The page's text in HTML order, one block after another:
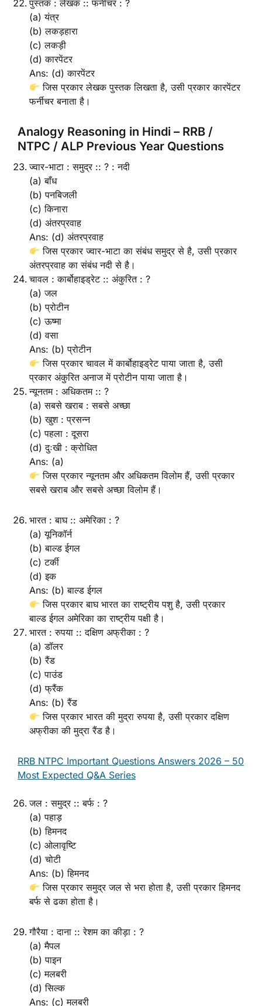
पुस्तक : लेखक :: फर्नीचर : ?
(a) यंत्र
(b) लकड़हारा
(c) लकड़ी
(d) कारपेंटर
Ans: (d) कारपेंटर
जिस प्रकार लेखक पुस्तक लिखता है, उसी प्रकार कारपेंटर
फर्नीचर बनाता है।
Analogy Reasoning in Hindi – RRB /
NTPC / ALP Previous Year Questions
ज्वार-भाटा : समुद्र :: ? : नदी
(a) बाँध
(b) पनबिजली
(c) किनारा
(d) अंतरप्रवाह
Ans: (d) अंतरप्रवाह
जिस प्रकार ज्वार-भाटा का संबंध समुद्र से है, उसी प्रकार
अंतरप्रवाह का संबंध नदी से है।
चावल : कार्बोहाइड्रेट :: अंकुरित : ?
(a) जल
(b) प्रोटीन
(c) ऊष्मा
(d) वसा
Ans: (b) प्रोटीन
जिस प्रकार चावल में कार्बोहाइड्रेट पाया जाता है, उसी
प्रकार अंकुरित अनाज में प्रोटीन पाया जाता है।
न्यूनतम : अधिकतम :: ?
(a) सबसे खराब : सबसे अच्छा
(b) खुश : प्रसन्न
(c) पहला : दूसरा
(d) दुःखी : क्रोधित
Ans: (a)
जिस प्रकार न्यूनतम और अधिकतम विलोम हैं, उसी प्रकार
सबसे खराब और सबसे अच्छा विलोम हैं।
भारत : बाघ :: अमेरिका : ?
(a) यूनिकॉर्न
(b) बाल्ड ईगल
(c) टर्की
(d) इक
Ans: (b) बाल्ड ईगल
जिस प्रकार बाघ भारत का राष्ट्रीय पशु है, उसी प्रकार
बाल्ड ईगल अमेरिका का राष्ट्रीय पक्षी है।
भारत : रुपया :: दक्षिण अफ्रीका : ?
(a) डॉलर
(b) रैंड
(c) पाउंड
(d) फ्रैंक
Ans: (b) रैंड
जिस प्रकार भारत की मुद्रा रुपया है, उसी प्रकार दक्षिण
अफ्रीका की मुद्रा रैंड है।
RRB NTPC Important Questions Answers 2026 – 50
Most Expected Q&A Series
जल : समुद्र :: बर्फ : ?
(a) पहाड़
(b) हिमनद
(c) ओलावृष्टि
(d) चोटी
Ans: (b) हिमनद
जिस प्रकार समुद्र जल से भरा होता है, उसी प्रकार हिमनद
बर्फ से ढका होता है।
गौरैया : दाना :: रेशम का कीड़ा : ?
(a) मैपल
(b) पाइन
(c) मलबरी
(d) सिल्क
Ans: (c) मलबरी